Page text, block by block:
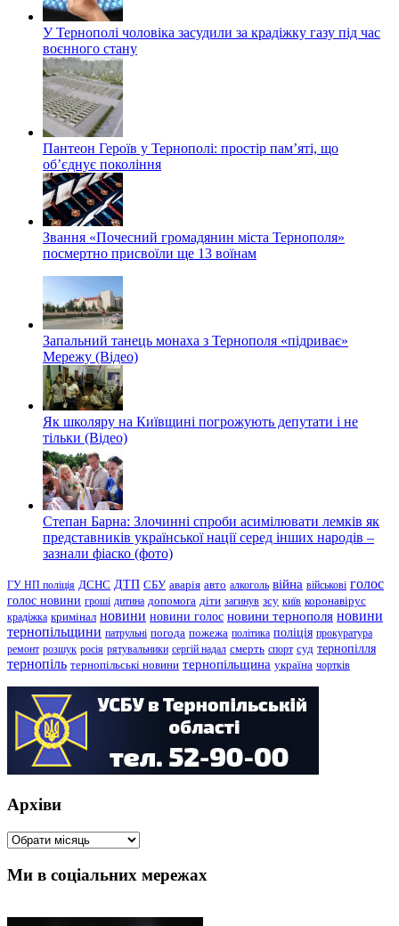
У Тернополі чоловіка засудили за крадіжку газу під час
воєнного стану
Пантеон Героїв у Тернополі: простір пам’яті, що
об’єднує покоління
Звання «Почесний громадянин міста Тернополя»
посмертно присвоїли ще 13 воїнам
Запальний танець монаха з Тернополя «підриває»
Мережу (Відео)
Як школяру на Київщині погрожують депутати і не
тільки (Відео)
Степан Барна: Злочинні спроби асимілювати лемків як
представників української нації серед інших народів –
зазнали фіаско (фото)
ГУ НП поліція ДСНС ДТП СБУ аварія авто алкоголь війна військові голос
голос новини гроші дитина допомога діти загинув зсу київ коронавірус
крадіжка кримінал новини новини голос новини тернополя новини
тернопільщини патрульні погода пожежа політика поліція прокуратура
ремонт розшук росія рятувальники сергій надал смерть спорт суд тернопілля
тернопіль тернопільські новини тернопільщина україна чортків
Архіви
Архіви
Ми в соціальних мережах